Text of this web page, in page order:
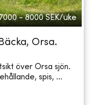
- 8000 SEK/uke
Orsa.
över Orsa sjön.
spis, ...